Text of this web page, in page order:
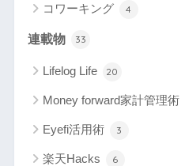
コワーキング 4
連載物 33
Lifelog Life 20
Money forward家計管理術
Eyefi活用術 3
楽天Hacks 6